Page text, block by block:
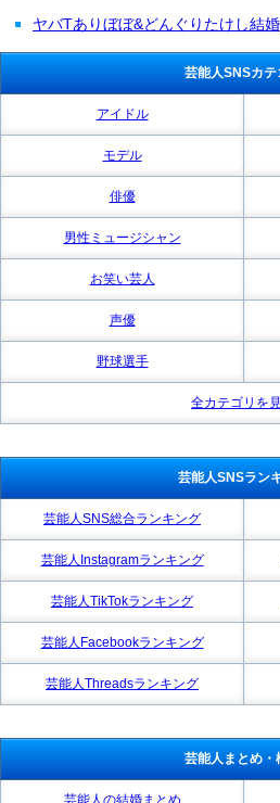
ヤバTありぼぼ&どんぐりたけし結婚
芸能人SNSカテ
アイドル
モデル
俳優
男性ミュージシャン
お笑い芸人
声優
野球選手
全カテゴリを
芸能人SNSラン
芸能人SNS総合ランキング
芸能人Instagramランキング
芸能人TikTokランキング
芸能人Facebookランキング
芸能人Threadsランキング
芸能人まとめ・
芸能人の結婚まとめ